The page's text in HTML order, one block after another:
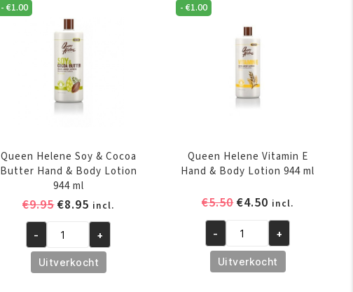
gr
aantal
- €1.00
Queen Helene Soy & Cocoa
Butter Hand & Body Lotion
944 ml
€9.95Oorspronkelijke
was:
€9.95.
€8.95 Huidige
prijs
is:
€8.95.
incl.
Queen
Helene
Soy
- +
Uitverkocht
- €1.00
Queen Helene Vitamin E
Hand & Body Lotion 944 ml
€5.50Oorspronkelijke
was:
€5.50.
€4.50 Huidige
prijs
is:
€4.50.
incl.
Queen
Helene
Vitamin
- +
Uitverkocht